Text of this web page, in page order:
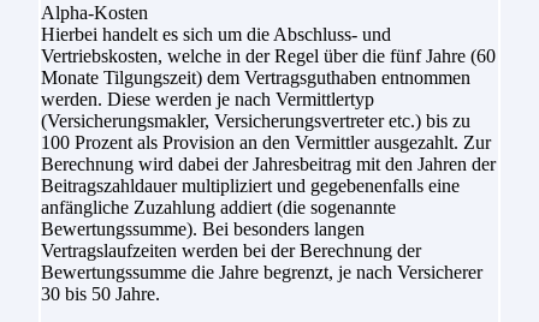
Alpha-Kosten
Hierbei handelt es sich um die Abschluss- und
Vertriebskosten, welche in der Regel über die fünf Jahre (60
Monate Tilgungszeit) dem Vertragsguthaben entnommen
werden. Diese werden je nach Vermittlertyp
(Versicherungsmakler, Versicherungsvertreter etc.) bis zu
100 Prozent als Provision an den Vermittler ausgezahlt. Zur
Berechnung wird dabei der Jahresbeitrag mit den Jahren der
Beitragszahldauer multipliziert und gegebenenfalls eine
anfängliche Zuzahlung addiert (die sogenannte
Bewertungssumme). Bei besonders langen
Vertragslaufzeiten werden bei der Berechnung der
Bewertungssumme die Jahre begrenzt, je nach Versicherer
30 bis 50 Jahre.